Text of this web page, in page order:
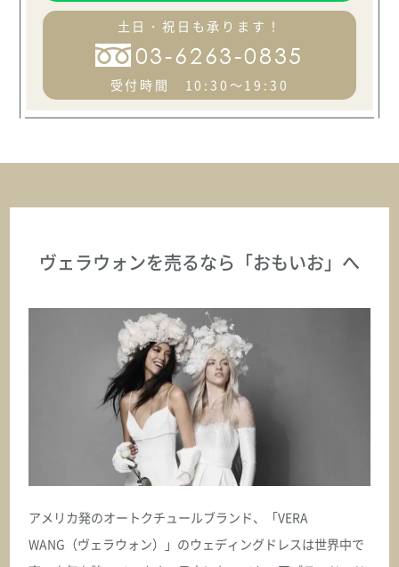
土日・祝日も承ります！
03-6263-0835
受付時間 10:30～19:30
ヴェラウォンを売るなら 「おもいお」へ
アメリカ発のオートクチュールブランド、「VERA
WANG（ヴェラウォン）」のウェディングドレスは世界中で